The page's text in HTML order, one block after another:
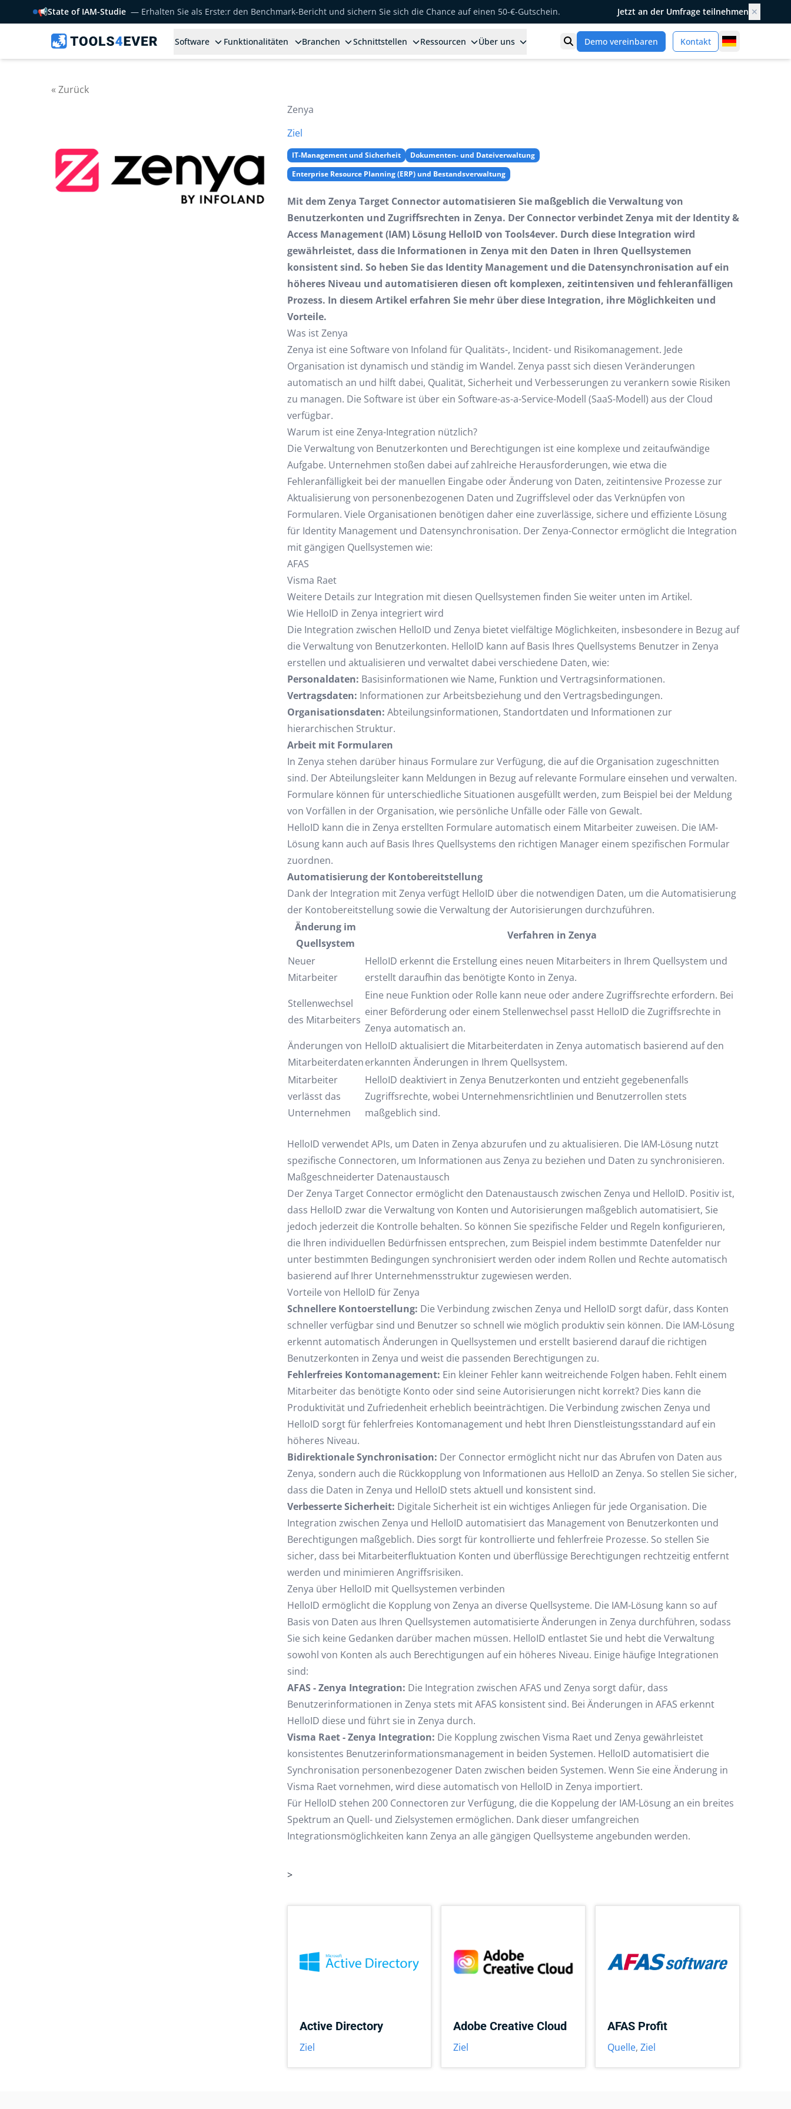
📢State of IAM-Studie — Erhalten Sie als Erste:r den Benchmark-Bericht und sichern Sie sich die Chance auf einen 50-€-Gutschein. Jetzt an der Umfrage teilnehmen ✕
Software Funktionalitäten Branchen Schnittstellen Ressourcen Über uns Suche öffnen
Demo vereinbaren Kontakt Germany
« Zurück
Zenya
Ziel
IT-Management und Sicherheit
Dokumenten- und Dateiverwaltung
Enterprise Resource Planning (ERP) und Bestandsverwaltung
Mit dem Zenya Target Connector automatisieren Sie maßgeblich die Verwaltung von
Benutzerkonten und Zugriffsrechten in Zenya. Der Connector verbindet Zenya mit der Identity &
Access Management (IAM) Lösung HelloID von Tools4ever. Durch diese Integration wird
gewährleistet, dass die Informationen in Zenya mit den Daten in Ihren Quellsystemen
konsistent sind. So heben Sie das Identity Management und die Datensynchronisation auf ein
höheres Niveau und automatisieren diesen oft komplexen, zeitintensiven und fehleranfälligen
Prozess. In diesem Artikel erfahren Sie mehr über diese Integration, ihre Möglichkeiten und
Vorteile.
Was ist Zenya
Zenya ist eine Software von Infoland für Qualitäts-, Incident- und Risikomanagement. Jede
Organisation ist dynamisch und ständig im Wandel. Zenya passt sich diesen Veränderungen
automatisch an und hilft dabei, Qualität, Sicherheit und Verbesserungen zu verankern sowie Risiken
zu managen. Die Software ist über ein Software-as-a-Service-Modell (SaaS-Modell) aus der Cloud
verfügbar.
Warum ist eine Zenya-Integration nützlich?
Die Verwaltung von Benutzerkonten und Berechtigungen ist eine komplexe und zeitaufwändige
Aufgabe. Unternehmen stoßen dabei auf zahlreiche Herausforderungen, wie etwa die
Fehleranfälligkeit bei der manuellen Eingabe oder Änderung von Daten, zeitintensive Prozesse zur
Aktualisierung von personenbezogenen Daten und Zugriffslevel oder das Verknüpfen von
Formularen. Viele Organisationen benötigen daher eine zuverlässige, sichere und effiziente Lösung
für Identity Management und Datensynchronisation. Der Zenya-Connector ermöglicht die Integration
mit gängigen Quellsystemen wie:
AFAS
Visma Raet
Weitere Details zur Integration mit diesen Quellsystemen finden Sie weiter unten im Artikel.
Wie HelloID in Zenya integriert wird
Die Integration zwischen HelloID und Zenya bietet vielfältige Möglichkeiten, insbesondere in Bezug auf
die Verwaltung von Benutzerkonten. HelloID kann auf Basis Ihres Quellsystems Benutzer in Zenya
erstellen und aktualisieren und verwaltet dabei verschiedene Daten, wie:
Personaldaten: Basisinformationen wie Name, Funktion und Vertragsinformationen.
Vertragsdaten: Informationen zur Arbeitsbeziehung und den Vertragsbedingungen.
Organisationsdaten: Abteilungsinformationen, Standortdaten und Informationen zur
hierarchischen Struktur.
Arbeit mit Formularen
In Zenya stehen darüber hinaus Formulare zur Verfügung, die auf die Organisation zugeschnitten
sind. Der Abteilungsleiter kann Meldungen in Bezug auf relevante Formulare einsehen und verwalten.
Formulare können für unterschiedliche Situationen ausgefüllt werden, zum Beispiel bei der Meldung
von Vorfällen in der Organisation, wie persönliche Unfälle oder Fälle von Gewalt.
HelloID kann die in Zenya erstellten Formulare automatisch einem Mitarbeiter zuweisen. Die IAM-
Lösung kann auch auf Basis Ihres Quellsystems den richtigen Manager einem spezifischen Formular
zuordnen.
Automatisierung der Kontobereitstellung
Dank der Integration mit Zenya verfügt HelloID über die notwendigen Daten, um die Automatisierung
der Kontobereitstellung sowie die Verwaltung der Autorisierungen durchzuführen.
Änderung im
Quellsystem
Verfahren in Zenya
Neuer
Mitarbeiter
HelloID erkennt die Erstellung eines neuen Mitarbeiters in Ihrem Quellsystem und
erstellt daraufhin das benötigte Konto in Zenya.
Stellenwechsel
des Mitarbeiters
Eine neue Funktion oder Rolle kann neue oder andere Zugriffsrechte erfordern. Bei
einer Beförderung oder einem Stellenwechsel passt HelloID die Zugriffsrechte in
Zenya automatisch an.
Änderungen von
Mitarbeiterdaten
HelloID aktualisiert die Mitarbeiterdaten in Zenya automatisch basierend auf den
erkannten Änderungen in Ihrem Quellsystem.
Mitarbeiter
verlässt das
Unternehmen
HelloID deaktiviert in Zenya Benutzerkonten und entzieht gegebenenfalls
Zugriffsrechte, wobei Unternehmensrichtlinien und Benutzerrollen stets
maßgeblich sind.
HelloID verwendet APIs, um Daten in Zenya abzurufen und zu aktualisieren. Die IAM-Lösung nutzt
spezifische Connectoren, um Informationen aus Zenya zu beziehen und Daten zu synchronisieren.
Maßgeschneiderter Datenaustausch
Der Zenya Target Connector ermöglicht den Datenaustausch zwischen Zenya und HelloID. Positiv ist,
dass HelloID zwar die Verwaltung von Konten und Autorisierungen maßgeblich automatisiert, Sie
jedoch jederzeit die Kontrolle behalten. So können Sie spezifische Felder und Regeln konfigurieren,
die Ihren individuellen Bedürfnissen entsprechen, zum Beispiel indem bestimmte Datenfelder nur
unter bestimmten Bedingungen synchronisiert werden oder indem Rollen und Rechte automatisch
basierend auf Ihrer Unternehmensstruktur zugewiesen werden.
Vorteile von HelloID für Zenya
Schnellere Kontoerstellung: Die Verbindung zwischen Zenya und HelloID sorgt dafür, dass Konten
schneller verfügbar sind und Benutzer so schnell wie möglich produktiv sein können. Die IAM-Lösung
erkennt automatisch Änderungen in Quellsystemen und erstellt basierend darauf die richtigen
Benutzerkonten in Zenya und weist die passenden Berechtigungen zu.
Fehlerfreies Kontomanagement: Ein kleiner Fehler kann weitreichende Folgen haben. Fehlt einem
Mitarbeiter das benötigte Konto oder sind seine Autorisierungen nicht korrekt? Dies kann die
Produktivität und Zufriedenheit erheblich beeinträchtigen. Die Verbindung zwischen Zenya und
HelloID sorgt für fehlerfreies Kontomanagement und hebt Ihren Dienstleistungsstandard auf ein
höheres Niveau.
Bidirektionale Synchronisation: Der Connector ermöglicht nicht nur das Abrufen von Daten aus
Zenya, sondern auch die Rückkopplung von Informationen aus HelloID an Zenya. So stellen Sie sicher,
dass die Daten in Zenya und HelloID stets aktuell und konsistent sind.
Verbesserte Sicherheit: Digitale Sicherheit ist ein wichtiges Anliegen für jede Organisation. Die
Integration zwischen Zenya und HelloID automatisiert das Management von Benutzerkonten und
Berechtigungen maßgeblich. Dies sorgt für kontrollierte und fehlerfreie Prozesse. So stellen Sie
sicher, dass bei Mitarbeiterfluktuation Konten und überflüssige Berechtigungen rechtzeitig entfernt
werden und minimieren Angriffsrisiken.
Zenya über HelloID mit Quellsystemen verbinden
HelloID ermöglicht die Kopplung von Zenya an diverse Quellsysteme. Die IAM-Lösung kann so auf
Basis von Daten aus Ihren Quellsystemen automatisierte Änderungen in Zenya durchführen, sodass
Sie sich keine Gedanken darüber machen müssen. HelloID entlastet Sie und hebt die Verwaltung
sowohl von Konten als auch Berechtigungen auf ein höheres Niveau. Einige häufige Integrationen
sind:
AFAS - Zenya Integration: Die Integration zwischen AFAS und Zenya sorgt dafür, dass
Benutzerinformationen in Zenya stets mit AFAS konsistent sind. Bei Änderungen in AFAS erkennt
HelloID diese und führt sie in Zenya durch.
Visma Raet - Zenya Integration: Die Kopplung zwischen Visma Raet und Zenya gewährleistet
konsistentes Benutzerinformationsmanagement in beiden Systemen. HelloID automatisiert die
Synchronisation personenbezogener Daten zwischen beiden Systemen. Wenn Sie eine Änderung in
Visma Raet vornehmen, wird diese automatisch von HelloID in Zenya importiert.
Für HelloID stehen 200 Connectoren zur Verfügung, die die Koppelung der IAM-Lösung an ein breites
Spektrum an Quell- und Zielsystemen ermöglichen. Dank dieser umfangreichen
Integrationsmöglichkeiten kann Zenya an alle gängigen Quellsysteme angebunden werden.
>
Active Directory
Ziel
Adobe Creative Cloud
Ziel
AFAS Profit
Quelle,Ziel